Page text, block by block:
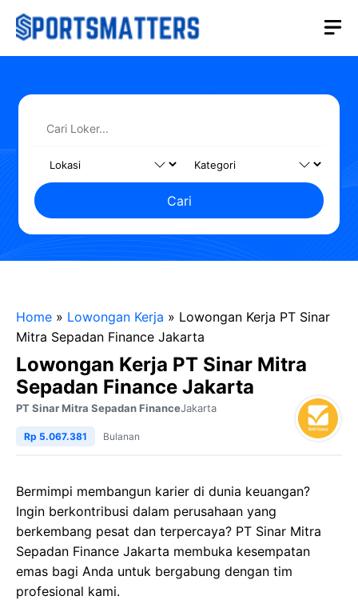
Langsung
Cari
Home » Lowongan Kerja » Lowongan Kerja PT Sinar
Mitra Sepadan Finance Jakarta
Lowongan Kerja PT Sinar Mitra
Sepadan Finance Jakarta
PT Sinar Mitra Sepadan FinanceJakarta
Rp 5.067.381 Bulanan
Bermimpi membangun karier di dunia keuangan?
Ingin berkontribusi dalam perusahaan yang
berkembang pesat dan terpercaya? PT Sinar Mitra
Sepadan Finance Jakarta membuka kesempatan
emas bagi Anda untuk bergabung dengan tim
profesional kami.